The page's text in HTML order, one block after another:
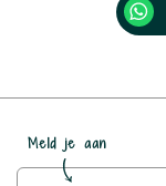
Meld je aan